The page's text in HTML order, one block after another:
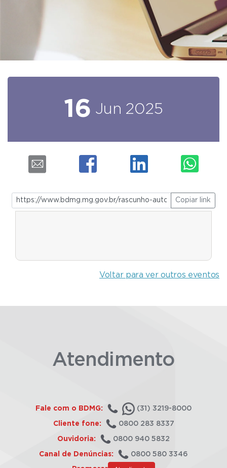
16 Jun 2025
Copiar link
Voltar para ver outros eventos
Atendimento
Fale com o BDMG: (31) 3219-8000
Cliente fone: 0800 283 8337
Ouvidoria: 0800 940 5832
Canal de Denúncias: 0800 580 3346